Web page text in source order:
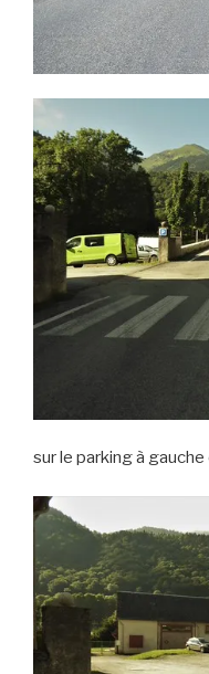
sur le parking à gauche